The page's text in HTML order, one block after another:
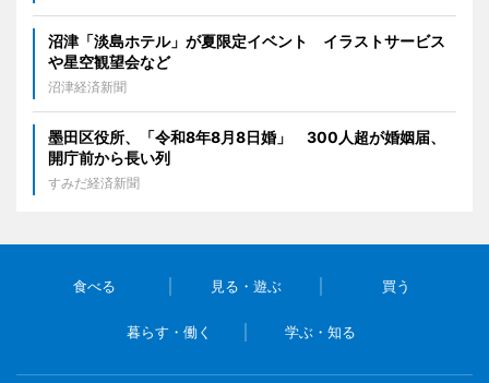
沼津「淡島ホテル」が夏限定イベント イラストサービス
や星空観望会など
沼津経済新聞
墨田区役所、「令和8年8月8日婚」 300人超が婚姻届、
開庁前から長い列
すみだ経済新聞
食べる 見る・遊ぶ 買う
暮らす・働く 学ぶ・知る